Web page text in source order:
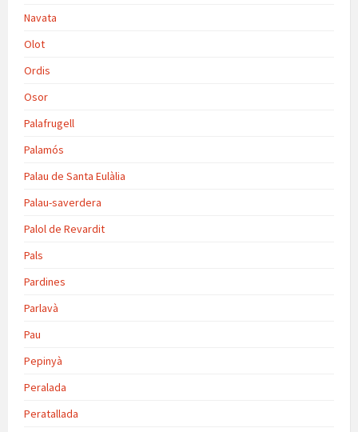
Navata
Olot
Ordis
Osor
Palafrugell
Palamós
Palau de Santa Eulàlia
Palau-saverdera
Palol de Revardit
Pals
Pardines
Parlavà
Pau
Pepinyà
Peralada
Peratallada